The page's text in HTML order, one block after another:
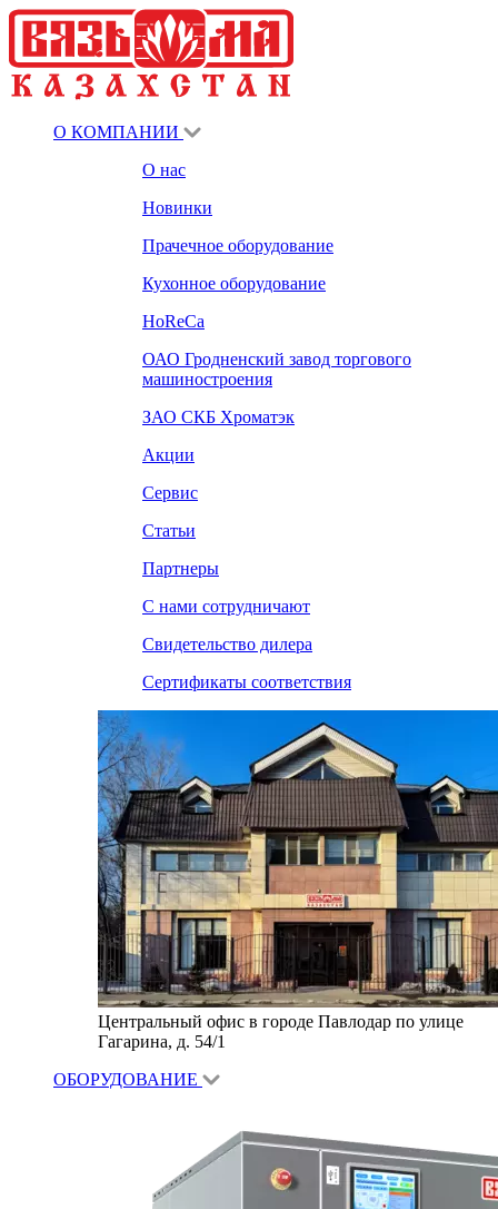
О КОМПАНИИ
О нас
Новинки
Прачечное оборудование
Кухонное оборудование
HoReCa
ОАО Гродненский завод торгового
машиностроения
ЗАО СКБ Хроматэк
Акции
Сервис
Статьи
Партнеры
С нами сотрудничают
Свидетельство дилера
Сертификаты соответствия
Центральный офис в городе Павлодар по улице
Гагарина, д. 54/1
ОБОРУДОВАНИЕ